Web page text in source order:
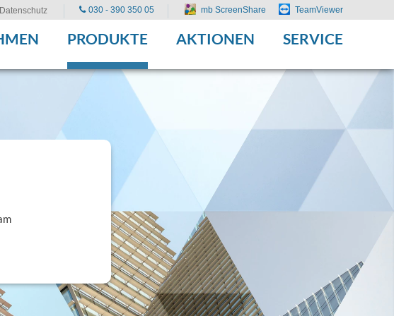
PRODUKTE AKTIONEN SERVICE
Datenschutz 030 - 390 350 05 mb ScreenShare TeamViewer